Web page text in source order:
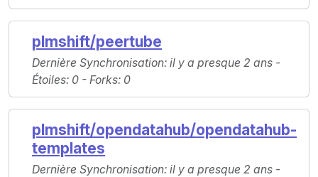
plmshift/peertube
Dernière Synchronisation: il y a presque 2 ans -
Étoiles: 0 - Forks: 0
plmshift/opendatahub/opendatahub-
templates
Dernière Synchronisation: il y a presque 2 ans -